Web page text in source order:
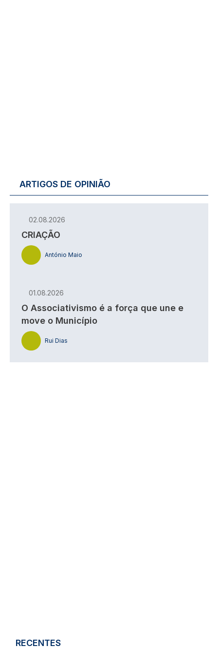
ARTIGOS DE OPINIÃO
02.08.2026
CRIAÇÃO
António Maio
01.08.2026
O Associativismo é a força que une e
move o Município
Rui Dias
RECENTES